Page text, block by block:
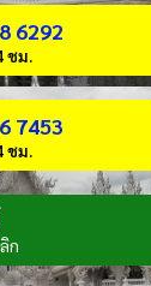
6292
ชม.
7453
ชม.
ก